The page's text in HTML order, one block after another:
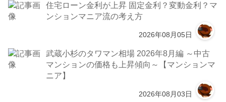
住宅ローン金利が上昇 固定金利？変動金利？マ
ンションマニア流の考え方
2026年08月05日
武蔵小杉のタワマン相場 2026年8月編 ～中古
マンションの価格も上昇傾向～【マンションマ
ニア】
2026年08月03日